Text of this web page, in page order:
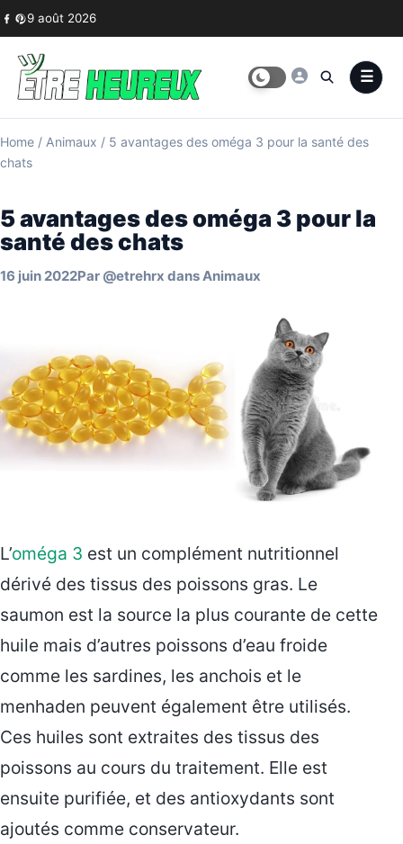
Skip to content
9 août 2026
Home / Animaux / 5 avantages des oméga 3 pour la santé des
chats
5 avantages des oméga 3 pour la
santé des chats
16 juin 2022Par @etrehrx dansAnimaux
L’oméga 3 est un complément nutritionnel
dérivé des tissus des poissons gras. Le
saumon est la source la plus courante de cette
huile mais d’autres poissons d’eau froide
comme les sardines, les anchois et le
menhaden peuvent également être utilisés.
Ces huiles sont extraites des tissus des
poissons au cours du traitement. Elle est
ensuite purifiée, et des antioxydants sont
ajoutés comme conservateur.